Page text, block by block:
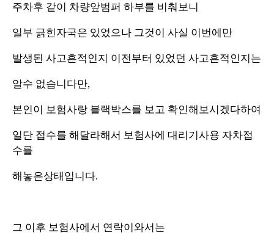
주차후 같이 차량앞범퍼 하부를 비춰보니
일부 긁힌자국은 있었으나 그것이 사실 이번에만
발생된 사고흔적인지 이전부터 있었던 사고흔적인지는
알수 없습니다만,
본인이 보험사랑 블랙박스를 보고 확인해보시겠다하여
일단 접수를 해달라해서 보험사에 대리기사용 자차접
수를
해놓은상태입니다.
그 이후 보험사에서 연락이와서는